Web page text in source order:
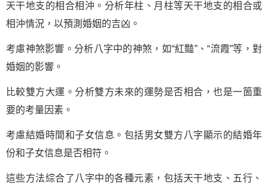
天干地支的相合相沖。分析年柱、月柱等天干地支的相合或
相沖情況，以預測婚姻的吉凶。
考慮神煞影響。分析八字中的神煞，如“紅豔”、“流霞”等，對
婚姻的影響。
比較雙方大運。分析雙方未來的運勢是否相合，也是一箇重
要的考量因素。
考慮結婚時間和子女信息。包括男女雙方八字顯示的結婚年
份和子女信息是否相符。
這些方法綜合了八字中的各種元素，包括天干地支、五行、